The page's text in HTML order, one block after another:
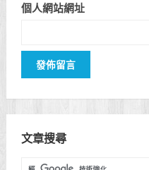
個人網站網址
文章搜尋